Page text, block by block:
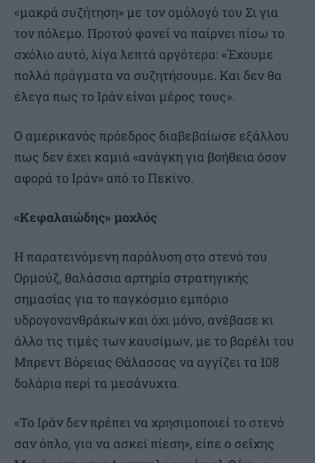
«μακρά συζήτηση» με τον ομόλογό του Σι για
τον πόλεμο. Προτού φανεί να παίρνει πίσω το
σχόλιο αυτό, λίγα λεπτά αργότερα: «Έχουμε
πολλά πράγματα να συζητήσουμε. Και δεν θα
έλεγα πως το Ιράν είναι μέρος τους».
Ο αμερικανός πρόεδρος διαβεβαίωσε εξάλλου
πως δεν έχει καμιά «ανάγκη για βοήθεια όσον
αφορά το Ιράν» από το Πεκίνο.
«Κεφαλαιώδης» μοχλός
Η παρατεινόμενη παράλυση στο στενό του
Ορμούζ, θαλάσσια αρτηρία στρατηγικής
σημασίας για το παγκόσμιο εμπόριο
υδρογονανθράκων και όχι μόνο, ανέβασε κι
άλλο τις τιμές των καυσίμων, με το βαρέλι του
Μπρεντ Βόρειας Θάλασσας να αγγίζει τα 108
δολάρια περί τα μεσάνυχτα.
«Το Ιράν δεν πρέπει να χρησιμοποιεί το στενό
σαν όπλο, για να ασκεί πίεση», είπε ο σεΐχης